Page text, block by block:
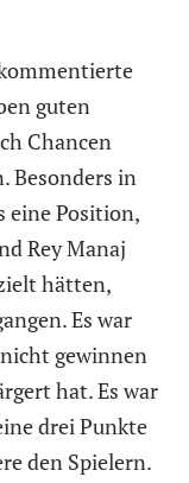
guten
Chancen
Besonders in
eine Position,
Rey Manaj
hätten,
Es war
gewinnen
hat. Es war
drei Punkte
den Spielern.